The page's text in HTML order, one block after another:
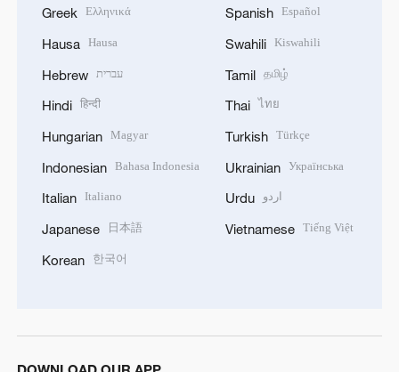
Greek Ελληνικά
Hausa Hausa
Hebrew עברית
Hindi हिन्दी
Hungarian Magyar
Indonesian Bahasa Indonesia
Italian Italiano
Japanese 日本語
Korean 한국어
Spanish Español
Swahili Kiswahili
Tamil தமிழ்
Thai ไทย
Turkish Türkçe
Ukrainian Українська
Urdu اردو
Vietnamese Tiếng Việt